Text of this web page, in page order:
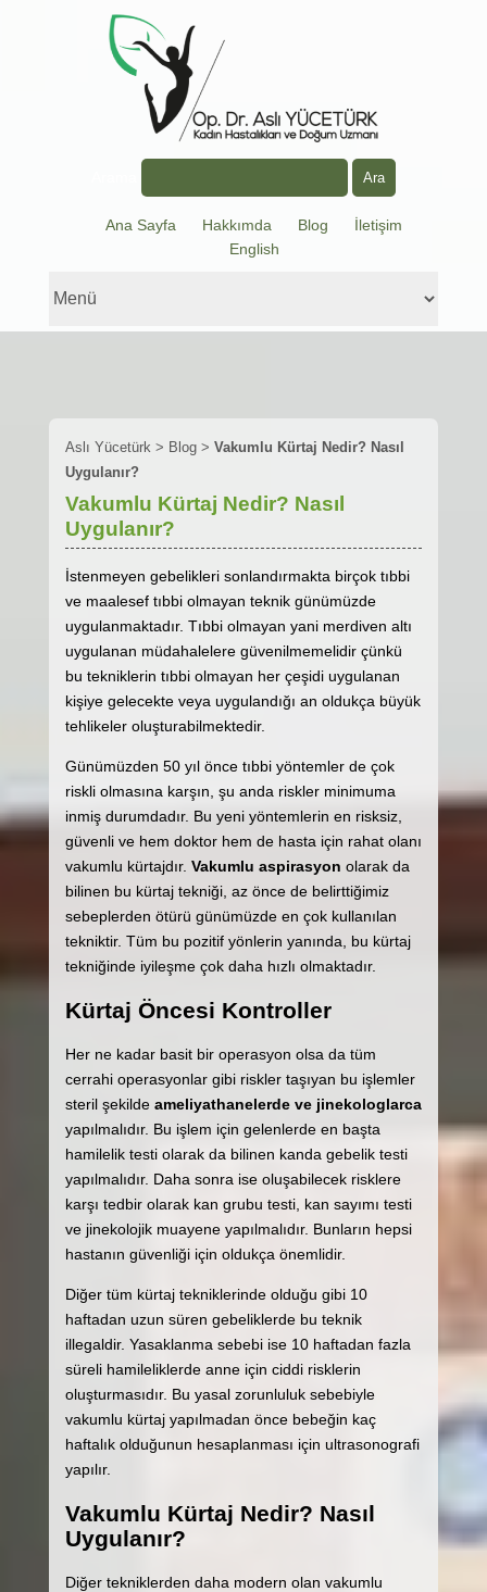
Ana Sayfa Hakkımda Blog
İletişim
English
Aslı Yücetürk> Blog> Vakumlu Kürtaj Nedir? Nasıl
Uygulanır?
Vakumlu Kürtaj Nedir? Nasıl
Uygulanır?
İstenmeyen gebelikleri sonlandırmakta birçok tıbbi
ve maalesef tıbbi olmayan teknik günümüzde
uygulanmaktadır. Tıbbi olmayan yani merdiven altı
uygulanan müdahalelere güvenilmemelidir çünkü
bu tekniklerin tıbbi olmayan her çeşidi uygulanan
kişiye gelecekte veya uygulandığı an oldukça büyük
tehlikeler oluşturabilmektedir.
Günümüzden 50 yıl önce tıbbi yöntemler de çok
riskli olmasına karşın, şu anda riskler minimuma
inmiş durumdadır. Bu yeni yöntemlerin en risksiz,
güvenli ve hem doktor hem de hasta için rahat olanı
vakumlu kürtajdır. Vakumlu aspirasyon olarak da
bilinen bu kürtaj tekniği, az önce de belirttiğimiz
sebeplerden ötürü günümüzde en çok kullanılan
tekniktir. Tüm bu pozitif yönlerin yanında, bu kürtaj
tekniğinde iyileşme çok daha hızlı olmaktadır.
Kürtaj Öncesi Kontroller
Her ne kadar basit bir operasyon olsa da tüm
cerrahi operasyonlar gibi riskler taşıyan bu işlemler
steril şekilde ameliyathanelerde ve jinekologlarca
yapılmalıdır. Bu işlem için gelenlerde en başta
hamilelik testi olarak da bilinen kanda gebelik testi
yapılmalıdır. Daha sonra ise oluşabilecek risklere
karşı tedbir olarak kan grubu testi, kan sayımı testi
ve jinekolojik muayene yapılmalıdır. Bunların hepsi
hastanın güvenliği için oldukça önemlidir.
Diğer tüm kürtaj tekniklerinde olduğu gibi 10
haftadan uzun süren gebeliklerde bu teknik
illegaldir. Yasaklanma sebebi ise 10 haftadan fazla
süreli hamileliklerde anne için ciddi risklerin
oluşturmasıdır. Bu yasal zorunluluk sebebiyle
vakumlu kürtaj yapılmadan önce bebeğin kaç
haftalık olduğunun hesaplanması için ultrasonografi
yapılır.
Vakumlu Kürtaj Nedir? Nasıl
Uygulanır?
Diğer tekniklerden daha modern olan vakumlu